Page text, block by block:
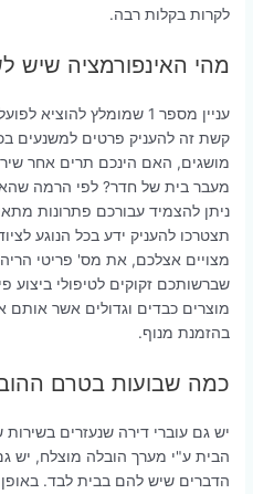
לקרות בקלות רבה.
מהי האינפורמציה שיש
עניין מספר 1 שמומלץ
קשת זה להעניק פרטים למשנעים
מושגים, האם הינכם תרים אחר
מעבר בית של חדר? לפי הרמה
ניתן להצמיד עבורכם פתרונות
תצטרכו להעניק ידע בכל הנוגע
מצויים אצלכם, את מס' פריטי
שברשותכם זקוקים לטיפולי ביצוע
מוצרים כבדים וגדולים אשר
בהזמנת מנוף.
כמה שבועות בטרם
יש גם עוברי דירה שנעזרים
הבית ע"י מערך הובלה מוצלח, יש
הדברים שיש להם בבית לבד.